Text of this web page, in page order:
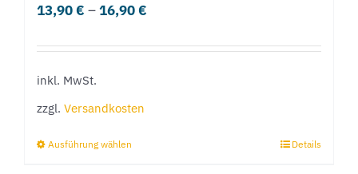
13,90€ –16,90€
inkl. MwSt.
zzgl. Versandkosten
Ausführung wählen Details